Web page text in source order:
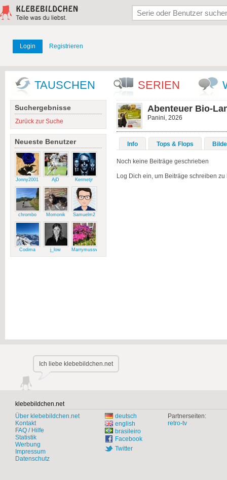
Login Registrieren
TAUSCHEN SERIEN
Suchergebnisse
Zurück zur Suche
Neueste Benutzer
Jonny2001 AjD Kermetjr
chrombo Momonik Samuelm2
Codima j_low Marrymussweg
Abenteuer Bio-
Panini, 2026
Info Tops & Flops
Noch keine Beiträge geschrieben
Log Dich ein, um Beiträge schreiben zu
Ich liebe klebebildchen.net
klebebildchen.net
Über klebebildchen.net
Kontakt
FAQ / Hilfe
Statistik
Werbung
Impressum
Datenschutz
deutsch
english
brasileiro
Facebook
Twitter
Partnerseiten:
retro-tv